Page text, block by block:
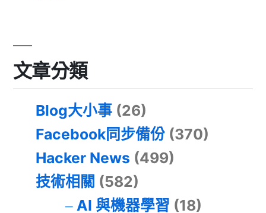
文章分類
Blog大小事 (26)
Facebook同步備份 (370)
Hacker News (499)
技術相關 (582)
AI 與機器學習 (18)